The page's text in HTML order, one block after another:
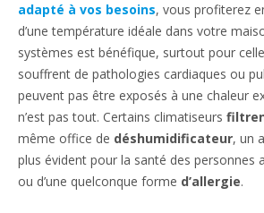
adapté à vos besoins, vous profiterez
d’une température idéale dans votre
systèmes est bénéfique, surtout pour
souffrent de pathologies cardiaques ou
peuvent pas être exposés à une chaleur
n’est pas tout. Certains climatiseurs
même office de déshumidificateur, un
plus évident pour la santé des personnes
ou d’une quelconque forme d’allergie.